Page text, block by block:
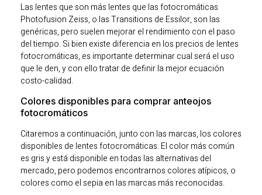
Las lentes que son más lentes que las fotocromáticas
Photofusion Zeiss, o las Transitions de Essilor, son las
genéricas, pero suelen mejorar el rendimiento con el paso
del tiempo. Si bien existe diferencia en los precios de lentes
fotocromáticas, es importante determinar cual será el uso
que le den, y con ello tratar de definir la mejor ecuación
costo-calidad.
Colores disponibles para comprar anteojos
fotocromáticos
Citaremos a continuación, junto con las marcas, los colores
disponibles de lentes fotocromáticas. El color más común
es gris y está disponible en todas las alternativas del
mercado, pero podemos encontrarnos colores atípicos, o
colores como el sepia en las marcas más reconocidas.